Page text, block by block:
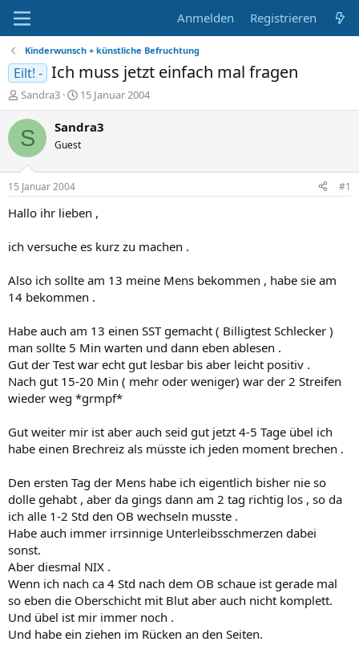
Anmelden Registrieren
Kinderwunsch + künstliche Befruchtung
Eilt! - Ich muss jetzt einfach mal fragen
E
r
s
t
e
r
Sandra3
E
r
s
e
t
a
15 Januar 2004
S Sandra3
Guest
15 Januar 2004 #1
Hallo ihr lieben ,
ich versuche es kurz zu machen .
Also ich sollte am 13 meine Mens bekommen , habe sie am
14 bekommen .
Habe auch am 13 einen SST gemacht ( Billigtest Schlecker )
man sollte 5 Min warten und dann eben ablesen .
Gut der Test war echt gut lesbar bis aber leicht positiv .
Nach gut 15-20 Min ( mehr oder weniger) war der 2 Streifen
wieder weg *grmpf*
Gut weiter mir ist aber auch seid gut jetzt 4-5 Tage übel ich
habe einen Brechreiz als müsste ich jeden moment brechen .
Den ersten Tag der Mens habe ich eigentlich bisher nie so
dolle gehabt , aber da gings dann am 2 tag richtig los , so da
ich alle 1-2 Std den OB wechseln musste .
Habe auch immer irrsinnige Unterleibsschmerzen dabei
sonst.
Aber diesmal NIX .
Wenn ich nach ca 4 Std nach dem OB schaue ist gerade mal
so eben die Oberschicht mit Blut aber auch nicht komplett.
Und übel ist mir immer noch .
Und habe ein ziehen im Rücken an den Seiten.